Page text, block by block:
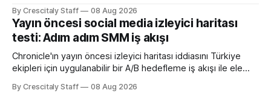
By Crescitaly Staff 08 Aug 2026
Yayın öncesi social media izleyici haritası
testi: Adım adım SMM iş akışı
Chronicle'ın yayın öncesi izleyici haritası iddiasını Türkiye
ekipleri için uygulanabilir bir A/B hedefleme iş akışı ile ele
By Crescitaly Staff 08 Aug 2026